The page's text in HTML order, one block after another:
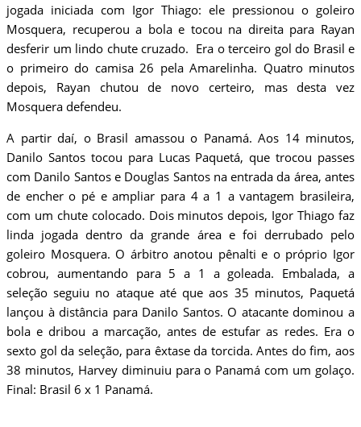
jogada iniciada com Igor Thiago: ele pressionou o goleiro
Mosquera, recuperou a bola e tocou na direita para Rayan
desferir um lindo chute cruzado. Era o terceiro gol do Brasil e
o primeiro do camisa 26 pela Amarelinha. Quatro minutos
depois, Rayan chutou de novo certeiro, mas desta vez
Mosquera defendeu.
A partir daí, o Brasil amassou o Panamá. Aos 14 minutos,
Danilo Santos tocou para Lucas Paquetá, que trocou passes
com Danilo Santos e Douglas Santos na entrada da área, antes
de encher o pé e ampliar para 4 a 1 a vantagem brasileira,
com um chute colocado. Dois minutos depois, Igor Thiago faz
linda jogada dentro da grande área e foi derrubado pelo
goleiro Mosquera. O árbitro anotou pênalti e o próprio Igor
cobrou, aumentando para 5 a 1 a goleada. Embalada, a
seleção seguiu no ataque até que aos 35 minutos, Paquetá
lançou à distância para Danilo Santos. O atacante dominou a
bola e dribou a marcação, antes de estufar as redes. Era o
sexto gol da seleção, para êxtase da torcida. Antes do fim, aos
38 minutos, Harvey diminuiu para o Panamá com um golaço.
Final: Brasil 6 x 1 Panamá.